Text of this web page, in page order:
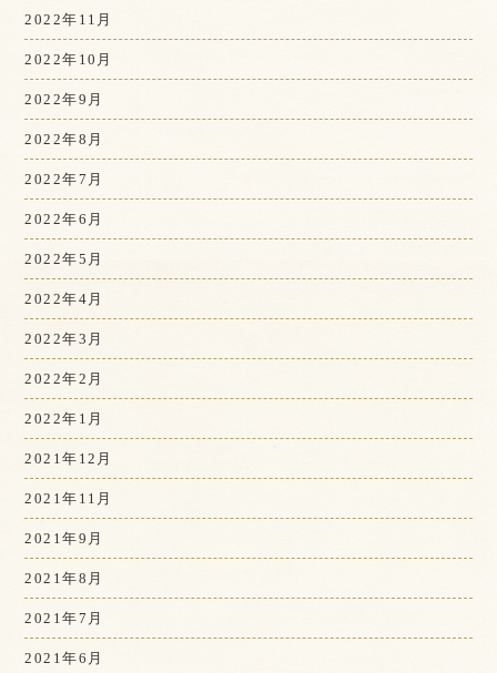
2022年11月
2022年10月
2022年9月
2022年8月
2022年7月
2022年6月
2022年5月
2022年4月
2022年3月
2022年2月
2022年1月
2021年12月
2021年11月
2021年9月
2021年8月
2021年7月
2021年6月